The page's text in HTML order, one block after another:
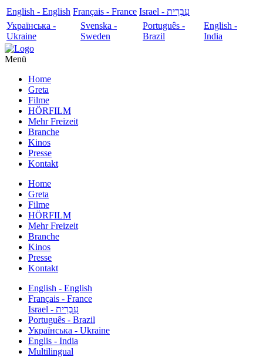
English - English Français - France
עִבְרִית - Israel
Українська -
Ukraine
Svenska -
Sweden
Português -
Brazil
English -
India
Menü
Home
Greta
Filme
HÖRFILM
Mehr Freizeit
Branche
Kinos
Presse
Kontakt
Home
Greta
Filme
HÖRFILM
Mehr Freizeit
Branche
Kinos
Presse
Kontakt
English - English
Français - France
עִבְרִית - Israel
Português - Brazil
Українська - Ukraine
Englis - India
Multilingual